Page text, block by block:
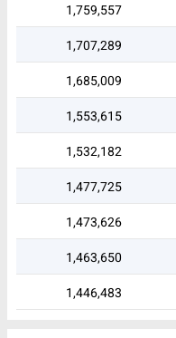
1,759,557
1,707,289
1,685,009
1,553,615
1,532,182
1,477,725
1,473,626
1,463,650
1,446,483